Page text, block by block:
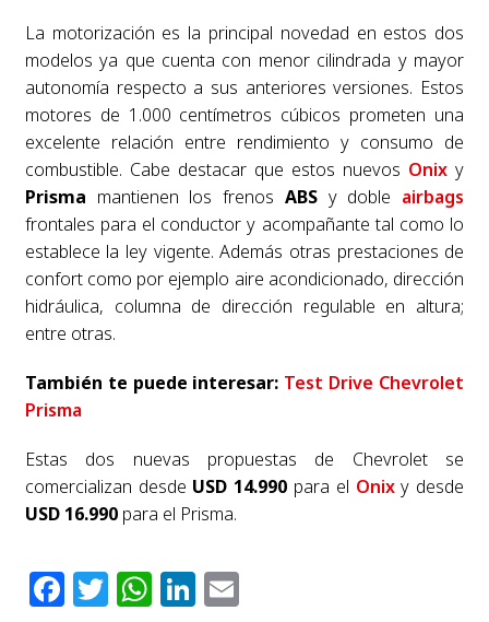
La motorización es la principal novedad en estos dos
modelos ya que cuenta con menor cilindrada y mayor
autonomía respecto a sus anteriores versiones. Estos
motores de 1.000 centímetros cúbicos prometen una
excelente relación entre rendimiento y consumo de
combustible. Cabe destacar que estos nuevos Onix y
Prisma mantienen los frenos ABSy doble airbags
frontales para el conductor y acompañante tal como lo
establece la ley vigente. Además otras prestaciones de
confort como por ejemplo aire acondicionado, dirección
hidráulica, columna de dirección regulable en altura;
entre otras.
También te puede interesar: Test Drive Chevrolet
Prisma
Estas dos nuevas propuestas de Chevrolet se
comercializan desde USD 14.990 para el Onixy desde
USD 16.990para el Prisma.
Facebook
Twitter
WhatsApp
LinkedIn
Email